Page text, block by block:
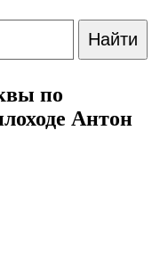
по
Антон